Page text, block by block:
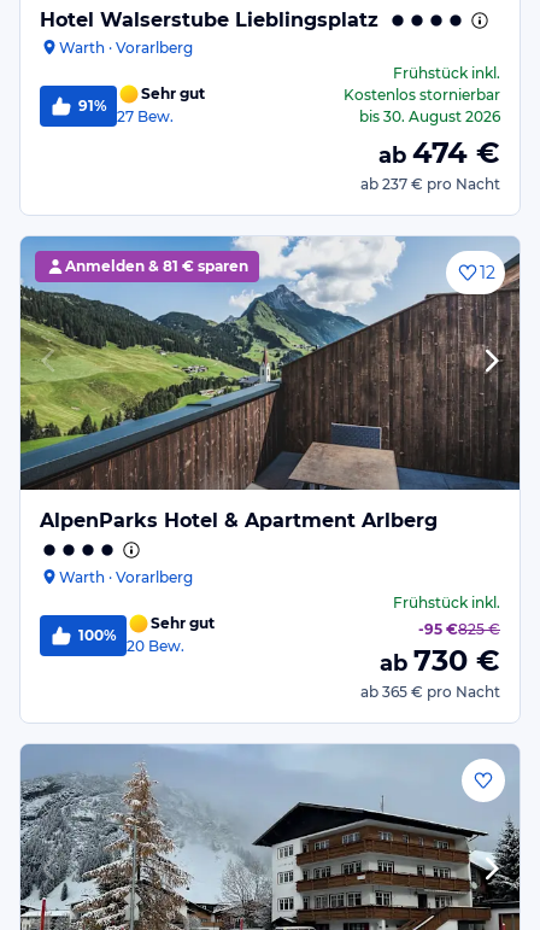
Hotel Walserstube Lieblingsplatz
Warth · Vorarlberg
91%
Sehr gut
27 Bew.
Frühstückinkl.
Kostenlos stornierbar
bis 30. August 2026
ab 474 €
ab 237 € pro Nacht
Anmelden & 81 € sparen 12
AlpenParks Hotel & Apartment Arlberg
Warth · Vorarlberg
100%
Sehr gut
20 Bew.
Frühstückinkl.
-95 €825 €
ab 730 €
ab 365 € pro Nacht